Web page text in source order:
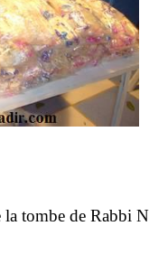
tombe de Rabbi